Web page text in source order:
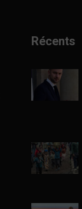
Récents